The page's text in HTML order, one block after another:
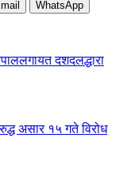
WhatsApp
दशदलद्धारा
असार १५ गते विरोध